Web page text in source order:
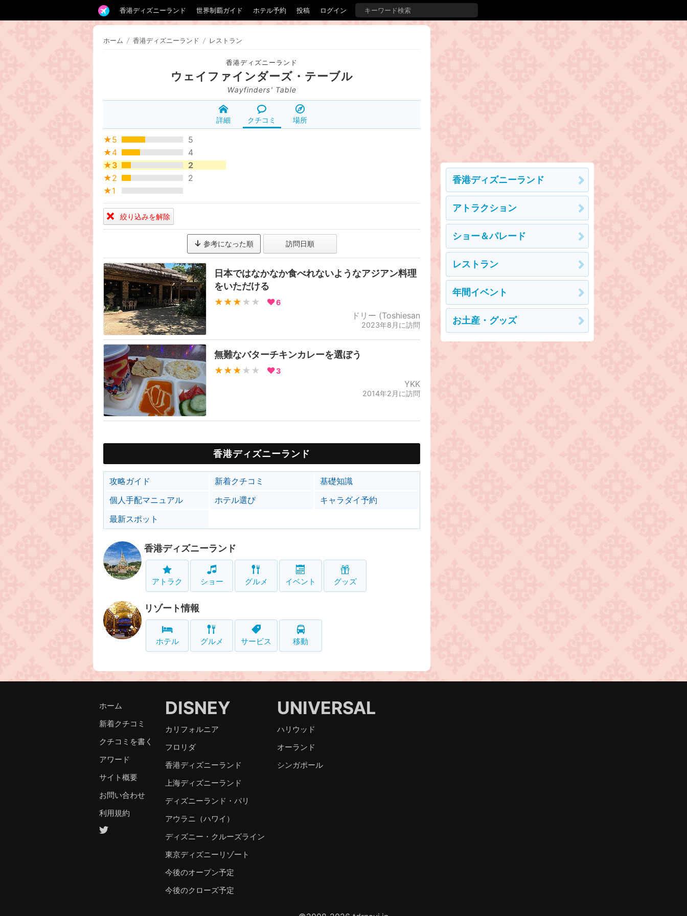
香港ディズニーランド 世界制覇ガイド ホテル予約 投稿 ログイン
ホーム / 香港ディズニーランド / レストラン
香港ディズニーランド
ウェイファインダーズ・テーブル
Wayfinders' Table
詳細 クチコミ 場所
★5
5
★4
4
★3
2
★2
2
★1
絞り込みを解除
参考になった順 訪問日順
日本ではなかなか食べれないようなアジアン料理
をいただける
★★★ ★★ 6
ドリー (Toshiesan
2023年8月に訪問
無難なバターチキンカレーを選ぼう
★★★ ★★ 3
YKK
2014年2月に訪問
香港ディズニーランド
攻略ガイド 新着クチコミ
基礎知識
個人手配マニュアル
ホテル選び
キャラダイ予約
最新スポット
香港ディズニーランド
アトラク ショー グルメ イベント グッズ
リゾート情報
ホテル グルメ サービス 移動
香港ディズニーランド
アトラクション
ショー＆パレード
レストラン
年間イベント
お土産・グッズ
ホーム
新着クチコミ
クチコミを書く
アワード
サイト概要
お問い合わせ
利用規約
DISNEY
カリフォルニア
フロリダ
香港ディズニーランド
上海ディズニーランド
ディズニーランド・パリ
アウラニ（ハワイ）
ディズニー・クルーズライン
東京ディズニーリゾート
今後のオープン予定
今後のクローズ予定
UNIVERSAL
ハリウッド
オーランド
シンガポール